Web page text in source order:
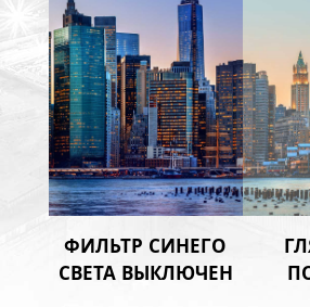
ФИЛЬТР СИНЕГО
СВЕТА ВЫКЛЮЧЕН